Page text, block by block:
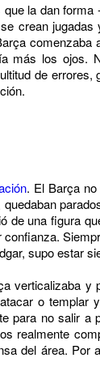
la dan
crean
más los ojos.
de errores,
. El Barça
de una figura
supo estar
verticalizaba y
o templar
para no salir a
realmente
del área. Por